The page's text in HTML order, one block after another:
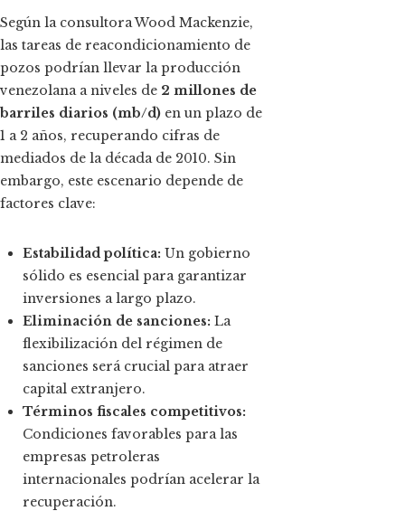
Según la consultora Wood Mackenzie,
las tareas de reacondicionamiento de
pozos podrían llevar la producción
venezolana a niveles de 2 millones de
barriles diarios (mb/d) en un plazo de
1 a 2 años, recuperando cifras de
mediados de la década de 2010. Sin
embargo, este escenario depende de
factores clave:
Estabilidad política: Un gobierno
sólido es esencial para garantizar
inversiones a largo plazo.
Eliminación de sanciones: La
flexibilización del régimen de
sanciones será crucial para atraer
capital extranjero.
Términos fiscales competitivos:
Condiciones favorables para las
empresas petroleras
internacionales podrían acelerar la
recuperación.